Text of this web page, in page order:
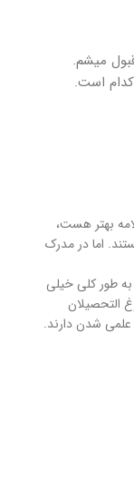
است.
بهتر هست،
اما در مدرک
طور کلی خیلی
التحصیلان
شدن دارند.